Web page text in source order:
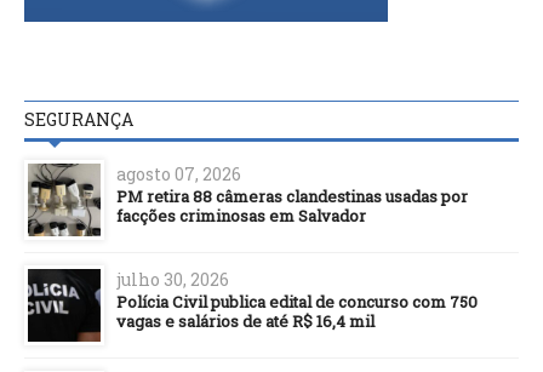
SEGURANÇA
agosto 07, 2026
PM retira 88 câmeras clandestinas usadas por
facções criminosas em Salvador
julho 30, 2026
Polícia Civil publica edital de concurso com 750
vagas e salários de até R$ 16,4 mil